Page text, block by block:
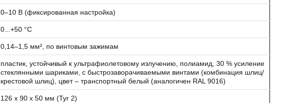
0–10 В (фиксированная настройка)
0...+50 °C
0,14–1,5 мм², по винтовым зажимам
пластик, устойчивый к ультрафиолетовому излучению, полиамид, 30 % усиление
стеклянными шариками, с быстрозаворачиваемыми винтами (комбинация шлиц/
крестовой шлиц), цвет – транспортный белый (аналогичен RAL 9016)
126 x 90 x 50 мм (Tyr 2)